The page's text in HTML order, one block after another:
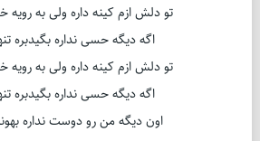
تو دلش ازم کینه داره ولی به رویه
اگه دیگه حسی نداره بگیدبره
تو دلش ازم کینه داره ولی به رویه
اگه دیگه حسی نداره بگیدبره
اون دیگه من رو دوست نداره